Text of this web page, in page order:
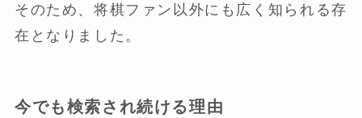
そのため、将棋ファン以外にも広く知られる存
在となりました。
今でも検索され続ける理由